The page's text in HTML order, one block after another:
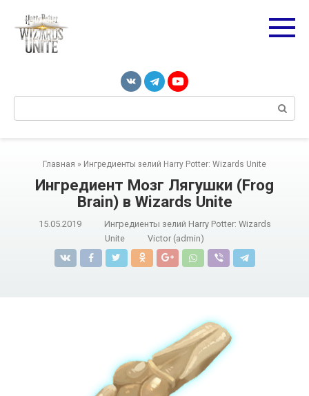
контенту
Главная » Ингредиенты зелий Harry Potter: Wizards Unite
Ингредиент Мозг Лягушки (Frog
Brain) в Wizards Unite
15.05.2019
Ингредиенты зелий Harry Potter: Wizards
Unite
Victor (admin)